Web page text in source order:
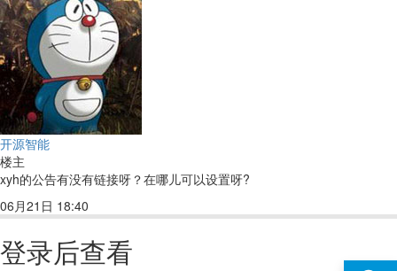
开源智能
楼主
xyh的公告有没有链接呀？在哪儿可以设置呀?
06月21日 18:40
登录后查看